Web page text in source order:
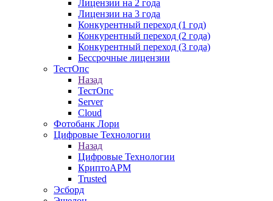
Лицензии на 2 года
Лицензии на 3 года
Конкурентный переход (1 год)
Конкурентный переход (2 года)
Конкурентный переход (3 года)
Бессрочные лицензии
ТестОпс
Назад
ТестОпс
Server
Cloud
Фотобанк Лори
Цифровые Технологии
Назад
Цифровые Технологии
КриптоАРМ
Trusted
Эсборд